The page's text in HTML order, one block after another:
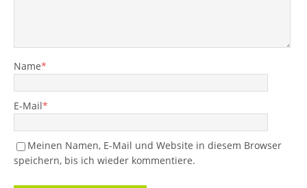
Name*
E-Mail*
Meinen Namen, E-Mail und Website in diesem Browser
speichern, bis ich wieder kommentiere.